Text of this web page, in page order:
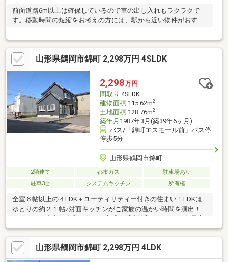
前面道路6m以上は確保しているので車の出し入れもラクラクで
す。移動時間の短縮をお考えの方には、駅から近い物件がおすす
山形県鶴岡市錦町 2,298万円 4SLDK
2,298万円
間取り 4SLDK
建物面積115.62m2
土地面積128.76m2
築年月 1987年3月(築39年6ヶ月)
バス/「錦町エスモール前」バス停
停歩5分
山形県鶴岡市錦町
2階建て 都市ガス
駐車場あり
駐車3台
システムキッチン 所有権
全室６帖以上の４LDK＋ユーティリティー付きの住まい！LDKは
ゆとりの約２１帖♪対面キッチンがご家族の温かい時間を演出！■
換・浴室新品交換・洗面化粧台新品交換・トイレ２箇所新品交
換・フローリング床上張り、クッションフロア張替え・クロス、
障子貼替え・窓枠塗装・照明交換、TVドアホン設置【外装】・外
壁全面上張り・破風、軒天、雨樋塗装・網戸張替・玄関ポーチ交
山形県鶴岡市錦町 2,298万円 4LDK